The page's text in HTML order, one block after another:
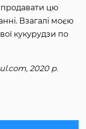
продавати цю
Взагалі моєю
кукурудзи по
2020 р.